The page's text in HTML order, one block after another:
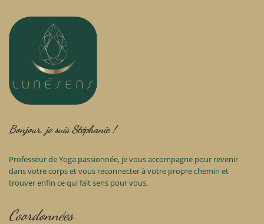
Bonjour, je suis Stéphanie !
Professeur de Yoga passionnée, je vous accompagne pour revenir
dans votre corps et vous reconnecter à votre propre chemin et
trouver enfin ce qui fait sens pour vous.
Coordonnées